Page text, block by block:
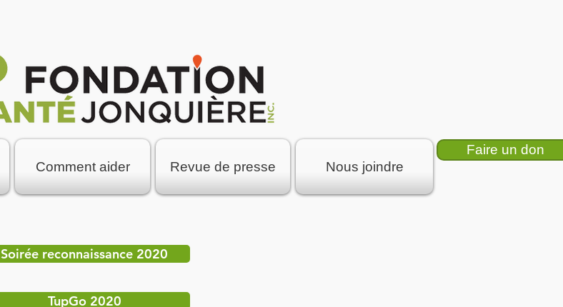
Comment aider Revue de presse Nous joindre
Faire un don
Soirée reconnaissance 2020
TupGo 2020